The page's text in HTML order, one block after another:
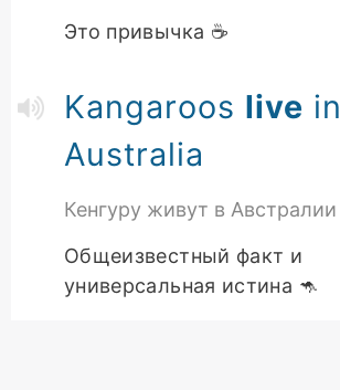
Это привычка ☕
Kangaroos live in
Australia
Кенгуру живут в Австралии
Общеизвестный факт и
универсальная истина 🦘